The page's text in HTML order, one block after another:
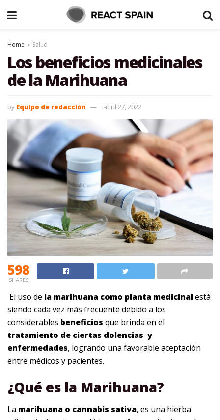
Home Salud
Los beneficios medicinales
de la Marihuana
by Equipo de redacción abril 27, 2022
598
SHARES
El uso de la marihuana como planta medicinalestá
siendo cada vez más frecuente debido a los
considerables beneficios que brinda en el
tratamiento de ciertas dolencias y
enfermedades, logrando una favorable aceptación
entre médicos y pacientes.
¿Qué es la Marihuana?
La marihuana o cannabis sativa, es una hierba